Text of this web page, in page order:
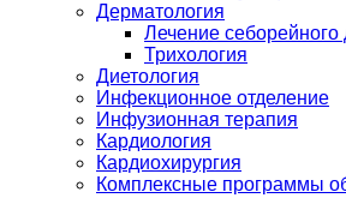
Дерматология
Лечение себорейного
Трихология
Диетология
Инфекционное отделение
Инфузионная терапия
Кардиология
Кардиохирургия
Комплексные программы